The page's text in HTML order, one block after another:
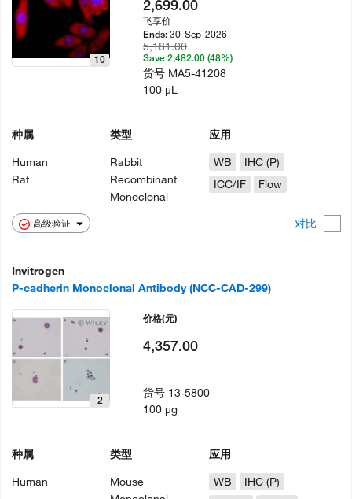
高级验证 对比
10
种属
Human
Rat
类型
Rabbit
Recombinant
Monoclonal
应用
WB
IHC (P)
ICC/IF
Flow
2,699.00
飞享价
Ends:30-Sep-2026
5,181.00
Save 2,482.00 (48%)
货号 MA5-41208
100 µL
Invitrogen
P-cadherin Monoclonal Antibody (NCC-CAD-299)
2
种属
Human
类型
Mouse
应用
WB
IHC (P)
价格(元)
4,357.00
货号 13-5800
100 µg